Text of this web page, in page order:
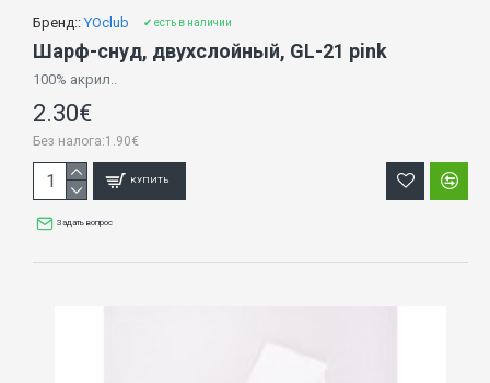
Бренд:: YOclub ✔ есть в наличии
Шарф-снуд, двухслойный, GL-21 pink
100% акрил..
2.30€
Без налога:1.90€
КУПИТЬ
Задать вопрос